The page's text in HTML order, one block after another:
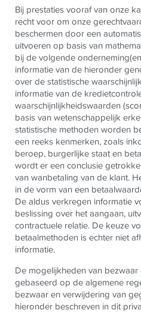
Bij prestaties vooraf van onze
recht voor om onze
beschermen door een
uitvoeren op basis van
bij de volgende
informatie van de hieronder
over de statistische
informatie van de
waarschijnlijkheidswaarden
basis van wetenschappelijk
statistische methoden worden
een reeks kenmerken, zoals
beroep, burgerlijke staat en
wordt er een conclusie
van wanbetaling van de klant.
in de vorm van een
De aldus verkregen informatie
beslissing over het aangaan,
contractuele relatie. De keuze
betaalmethoden is echter niet
informatie.
De mogelijkheden van
gebaseerd op de algemene
bezwaar en verwijdering van
hieronder beschreven in dit